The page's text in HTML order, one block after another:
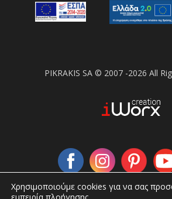
PIKRAKIS SA © 2007 -2026 All
Χρησιμοποιούμε cookies για να σας